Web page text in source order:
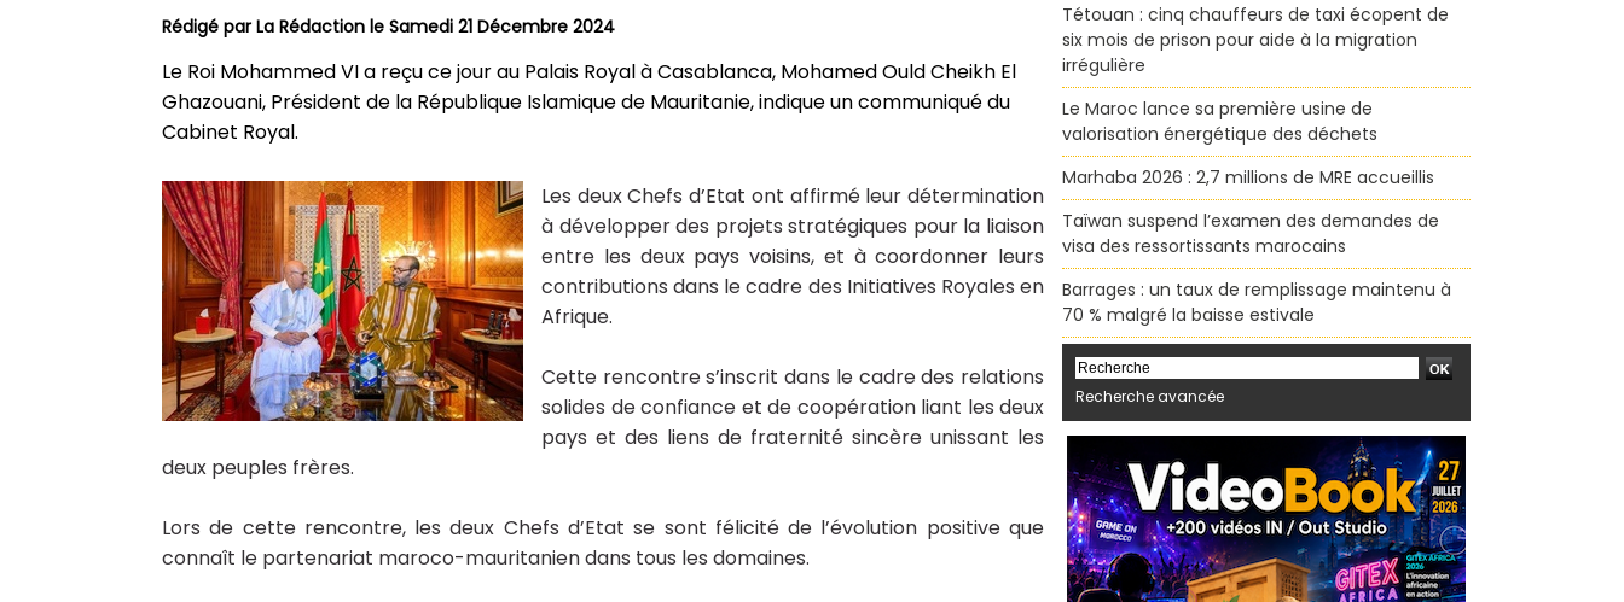
Rédigé par La Rédaction le Samedi 21 Décembre 2024
Le Roi Mohammed VI a reçu ce jour au Palais Royal à Casablanca, Mohamed Ould Cheikh El
Ghazouani, Président de la République Islamique de Mauritanie, indique un communiqué du
Cabinet Royal.
Les deux Chefs d’Etat ont affirmé leur détermination
à développer des projets stratégiques pour la liaison
entre les deux pays voisins, et à coordonner leurs
contributions dans le cadre des Initiatives Royales en
Afrique.
Cette rencontre s’inscrit dans le cadre des relations
solides de confiance et de coopération liant les deux
pays et des liens de fraternité sincère unissant les
deux peuples frères.
Lors de cette rencontre, les deux Chefs d’Etat se sont félicité de l’évolution positive que
connaît le partenariat maroco-mauritanien dans tous les domaines.
Tétouan : cinq chauffeurs de taxi écopent de
six mois de prison pour aide à la migration
irrégulière
Le Maroc lance sa première usine de
valorisation énergétique des déchets
Marhaba 2026 : 2,7 millions de MRE accueillis
Taïwan suspend l’examen des demandes de
visa des ressortissants marocains
Barrages : un taux de remplissage maintenu à
70 % malgré la baisse estivale
Recherche avancée